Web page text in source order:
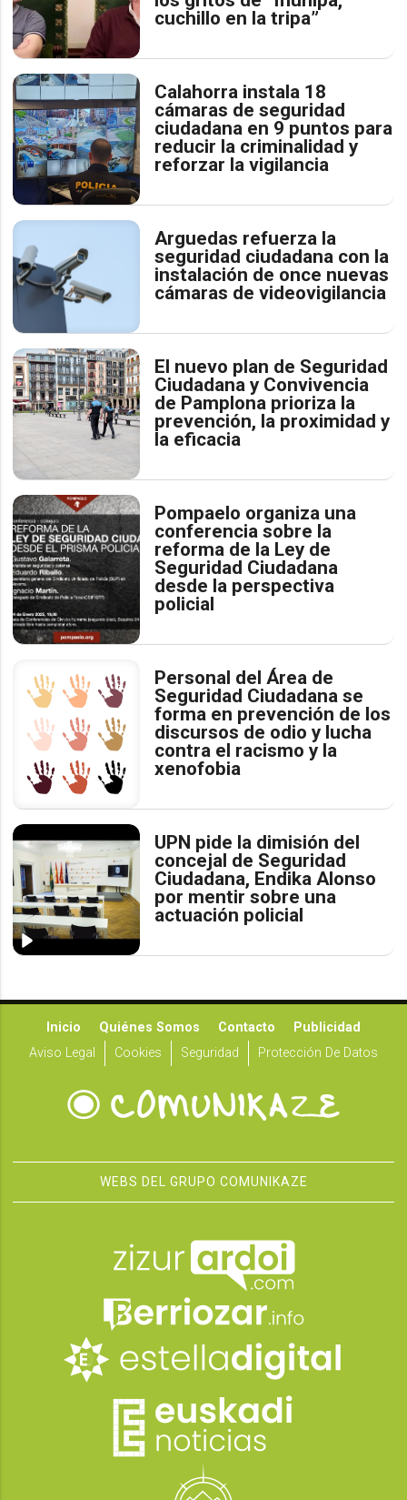
cuchillo en la tripa”
Calahorra instala 18
cámaras de seguridad
ciudadana en 9 puntos para
reducir la criminalidad y
reforzar la vigilancia
Arguedas refuerza la
seguridad ciudadana con la
instalación de once nuevas
cámaras de videovigilancia
El nuevo plan de Seguridad
Ciudadana y Convivencia
de Pamplona prioriza la
prevención, la proximidad y
la eficacia
Pompaelo organiza una
conferencia sobre la
reforma de la Ley de
Seguridad Ciudadana
desde la perspectiva
policial
Personal del Área de
Seguridad Ciudadana se
forma en prevención de los
discursos de odio y lucha
contra el racismo y la
xenofobia
UPN pide la dimisión del
concejal de Seguridad
Ciudadana, Endika Alonso
por mentir sobre una
actuación policial
Inicio Quiénes Somos Contacto
Publicidad
Aviso Legal
Cookies Seguridad Protección De Datos
WEBS DEL GRUPO COMUNIKAZE